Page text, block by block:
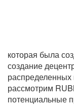
которая была
создание
рассмотрим
потенциальные